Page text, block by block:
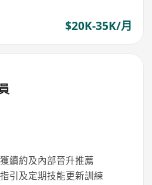
$20K-35K/月
續約及內部晉升推薦
引及定期技能更新訓練